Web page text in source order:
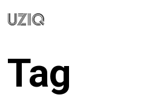
UZIQ
Tag